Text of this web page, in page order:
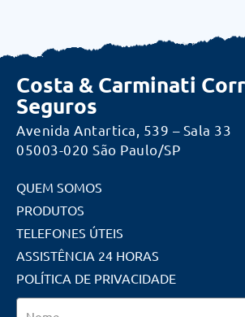
Costa & Carminati
Seguros
Avenida Antartica, 539 – Sala 33
05003-020 São Paulo/SP
QUEM SOMOS
PRODUTOS
TELEFONES ÚTEIS
ASSISTÊNCIA 24 HORAS
POLÍTICA DE PRIVACIDADE